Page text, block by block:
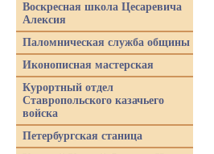
Воскресная школа Цесаревича
Алексия
Паломническая служба общины
Иконописная мастерская
Курортный отдел
Ставропольского казачьего
войска
Петербургская станица